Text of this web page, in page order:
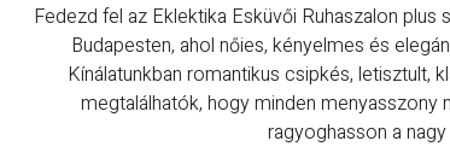
Fedezd fel az Eklektika Esküvői Ruhaszalon
Budapesten, ahol nőies, kényelmes és
Kínálatunkban romantikus csipkés, letisztult,
megtalálhatók, hogy minden menyasszony
ragyoghasson a